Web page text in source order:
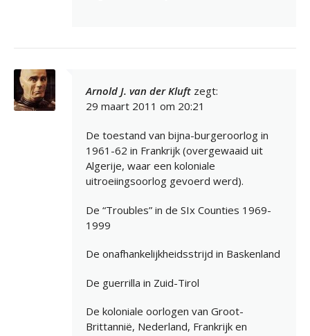
Arnold J. van der Kluft zegt:
29 maart 2011 om 20:21
De toestand van bijna-burgeroorlog in
1961-62 in Frankrijk (overgewaaid uit
Algerije, waar een koloniale
uitroeiingsoorlog gevoerd werd).
De “Troubles” in de SIx Counties 1969-
1999
De onafhankelijkheidsstrijd in Baskenland
De guerrilla in Zuid-Tirol
De koloniale oorlogen van Groot-
Brittannië, Nederland, Frankrijk en